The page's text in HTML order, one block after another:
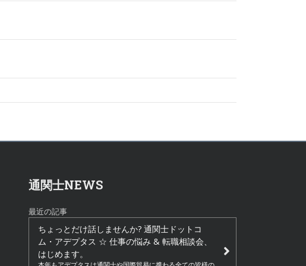
通関士NEWS
最近の記事
ちょっとだけ話しませんか? 通関士ドットコ
ム・アデプタス ☆ 仕事の悩み & 転職相談会、
はじめます。